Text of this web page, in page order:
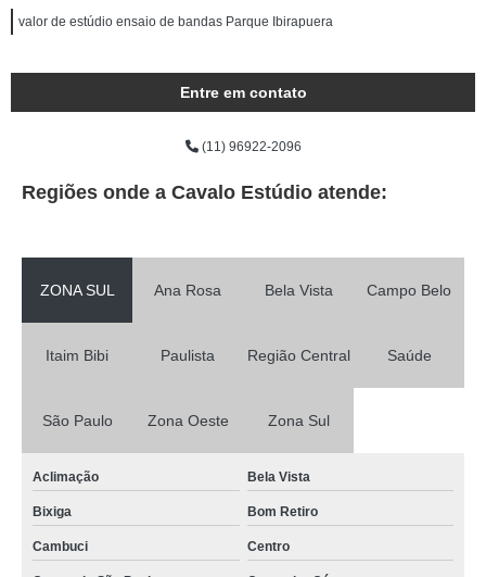
valor de estúdio ensaio de bandas Parque Ibirapuera
Entre em contato
(11) 96922-2096
Regiões onde a Cavalo Estúdio atende:
ZONA SUL Ana Rosa Bela Vista Campo Belo
Itaim Bibi Paulista Região Central Saúde
São Paulo Zona Oeste Zona Sul
Aclimação Bela Vista
Bixiga Bom Retiro
Cambuci Centro